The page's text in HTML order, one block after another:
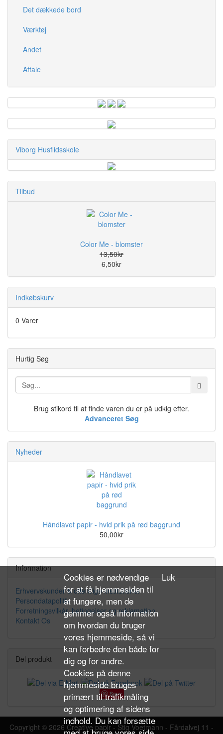
Det dækkede bord
Værktøj
Andet
Aftale
Viborg Husflidsskole
Tilbud
Color Me - blomster
13,50kr
6,50kr
Indkøbskurv
0 Varer
Hurtig Søg
Brug stikord til at finde varen du er på udkig efter.
Advanceret Søg
Nyheder
Håndlavet papir - hvid prik på rød baggrund
50,00kr
Information
Erhvervskunder & offentlige institutioner
Persondatapolitik
Forretningsvilkår, betingelser og reklamation
Kontakt Os
Del produkt
Save
Copyright © 2026Creative papir- Stig Voetmann - Fårdalvej 11 -
Cookies er nødvendige
for at få hjemmesiden til
at fungere, men de
gemmer også information
om hvordan du bruger
vores hjemmeside, så vi
kan forbedre den både for
dig og for andre.
Cookies på denne
hjemmeside bruges
primært til trafikmåling
og optimering af sidens
indhold. Du kan forsætte
Luk